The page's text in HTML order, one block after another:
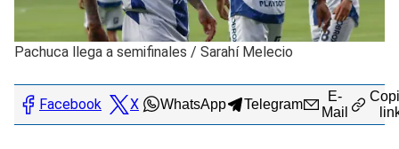
Pachuca llega a semifinales / Sarahí Melecio
Facebook X WhatsApp Telegram
E-
Mail